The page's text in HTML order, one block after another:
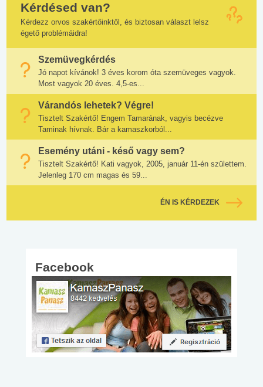
Kérdésed van?
Kérdezz orvos szakértőinktől, és biztosan választ lelsz
égető problémáidra!
Szemüvegkérdés
Jó napot kívánok! 3 éves korom óta szemüveges vagyok.
Most vagyok 20 éves. 4,5-es...
Várandós lehetek? Végre!
Tisztelt Szakértő! Engem Tamarának, vagyis becézve
Taminak hívnak. Bár a kamaszkorból...
Esemény utáni - késő vagy sem?
Tisztelt Szakértő! Kati vagyok, 2005, január 11-én születtem.
Jelenleg 170 cm magas és 59...
ÉN IS KÉRDEZEK
Facebook